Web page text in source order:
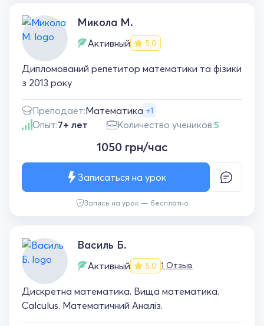
Микола М.
Активный 5.0
Дипломований репетитор математики та фізики
з 2013 року
Преподает:Математика +1
Опыт:7+ лет Количество учеников:5
1050 грн/час
Запись на урок — бесплатно
Записаться на урок
Василь Б.
Активный 5.0 1 Отзыв
Дискретна математика. Вища математика.
Calculus. Математичний Аналіз.